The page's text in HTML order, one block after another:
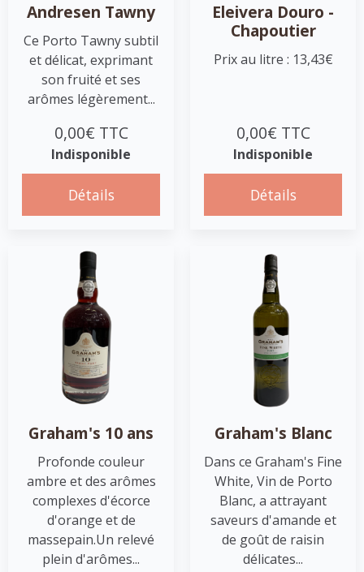
Andresen Tawny
Ce Porto Tawny subtil
et délicat, exprimant
son fruité et ses
arômes légèrement...
0,00€ TTC
Indisponible
Détails
Eleivera Douro -
Chapoutier
Prix au litre : 13,43€
0,00€ TTC
Indisponible
Détails
Graham's 10 ans
Profonde couleur
ambre et des arômes
complexes d'écorce
d'orange et de
massepain.Un relevé
plein d'arômes...
Graham's Blanc
Dans ce Graham's Fine
White, Vin de Porto
Blanc, a attrayant
saveurs d'amande et
de goût de raisin
délicates...